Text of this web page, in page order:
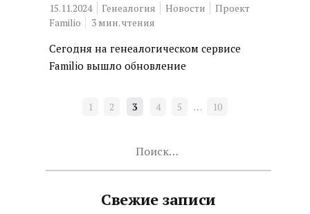
15.11.2024 Генеалогия Новости
Проект
Familio
3 мин. чтения
Сегодня на генеалогическом сервисе
Familio вышло обновление
ПАГИНАЦИЯ
1 2 3 4 5 … 10
Свежие записи